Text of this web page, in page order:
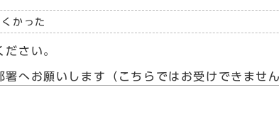
かった
さい。
へお願いします（こちらではお受けできませ